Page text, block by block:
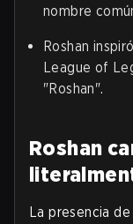
nombre
Roshan
League of
"Roshan".
Roshan
La presencia